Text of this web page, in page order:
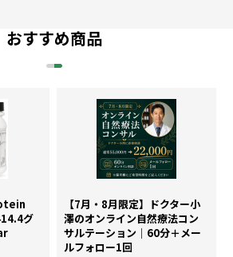
おすすめ商品
グ
【7月・8月限定】ドクター小
澤のオンライン自然療法コン
サルテーション｜60分＋メー
ルフォロー1回